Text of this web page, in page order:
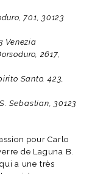
701, 30123
Venezia
2617,
Santo, 423,
Sebastian, 30123
pour Carlo
de Laguna B.
a une très